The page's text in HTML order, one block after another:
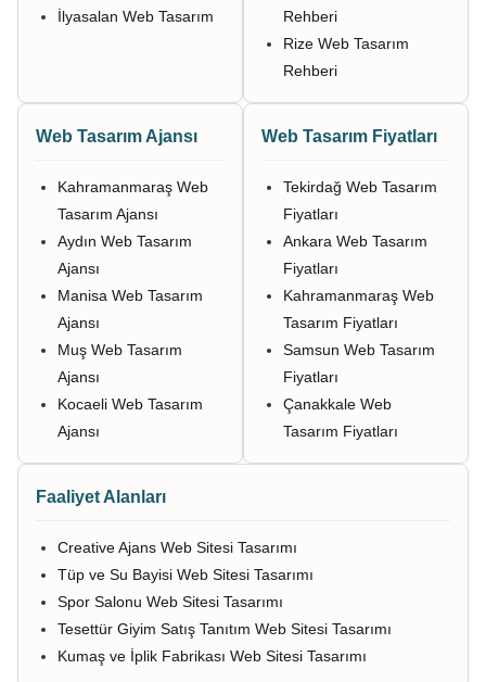
İlyasalan Web Tasarım
Rehberi
Rize Web Tasarım
Rehberi
Web Tasarım Ajansı
Kahramanmaraş Web
Tasarım Ajansı
Aydın Web Tasarım
Ajansı
Manisa Web Tasarım
Ajansı
Muş Web Tasarım
Ajansı
Kocaeli Web Tasarım
Ajansı
Web Tasarım Fiyatları
Tekirdağ Web Tasarım
Fiyatları
Ankara Web Tasarım
Fiyatları
Kahramanmaraş Web
Tasarım Fiyatları
Samsun Web Tasarım
Fiyatları
Çanakkale Web
Tasarım Fiyatları
Faaliyet Alanları
Creative Ajans Web Sitesi Tasarımı
Tüp ve Su Bayisi Web Sitesi Tasarımı
Spor Salonu Web Sitesi Tasarımı
Tesettür Giyim Satış Tanıtım Web Sitesi Tasarımı
Kumaş ve İplik Fabrikası Web Sitesi Tasarımı